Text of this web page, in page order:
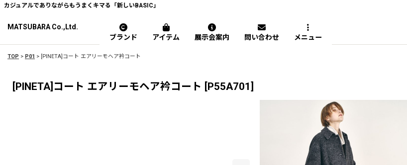
カジュアルでありながらもうまくキマる「新しいBASIC」
MATSUBARA Co.,Ltd.
ブランド アイテム 展示会案内 問い合わせ メニュー
TOP > P01 > [PINETA]コート エアリーモヘア衿コート
[PINETA]コート エアリーモヘア衿コート [P55A701]